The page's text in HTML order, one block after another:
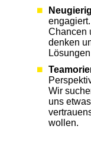
Chancen
denken
Wir
uns
wollen.